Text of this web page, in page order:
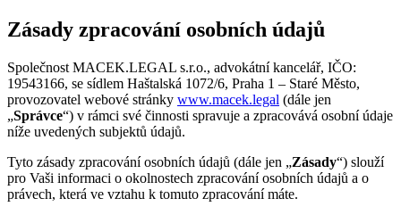
Zásady zpracování osobních údajů
Společnost MACEK.LEGAL s.r.o., advokátní kancelář, IČO:
19543166, se sídlem Haštalská 1072/6, Praha 1 – Staré Město,
provozovatel webové stránky www.macek.legal (dále jen
„Správce“) v rámci své činnosti spravuje a zpracovává osobní údaje
níže uvedených subjektů údajů.
Tyto zásady zpracování osobních údajů (dále jen „Zásady“) slouží
pro Vaši informaci o okolnostech zpracování osobních údajů a o
právech, která ve vztahu k tomuto zpracování máte.